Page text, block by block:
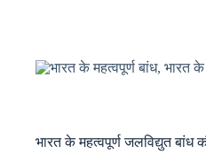
भारत के महत्वपूर्ण जलविद्युत